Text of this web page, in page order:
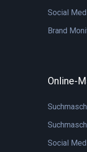
Social
Brand
Online-
Social